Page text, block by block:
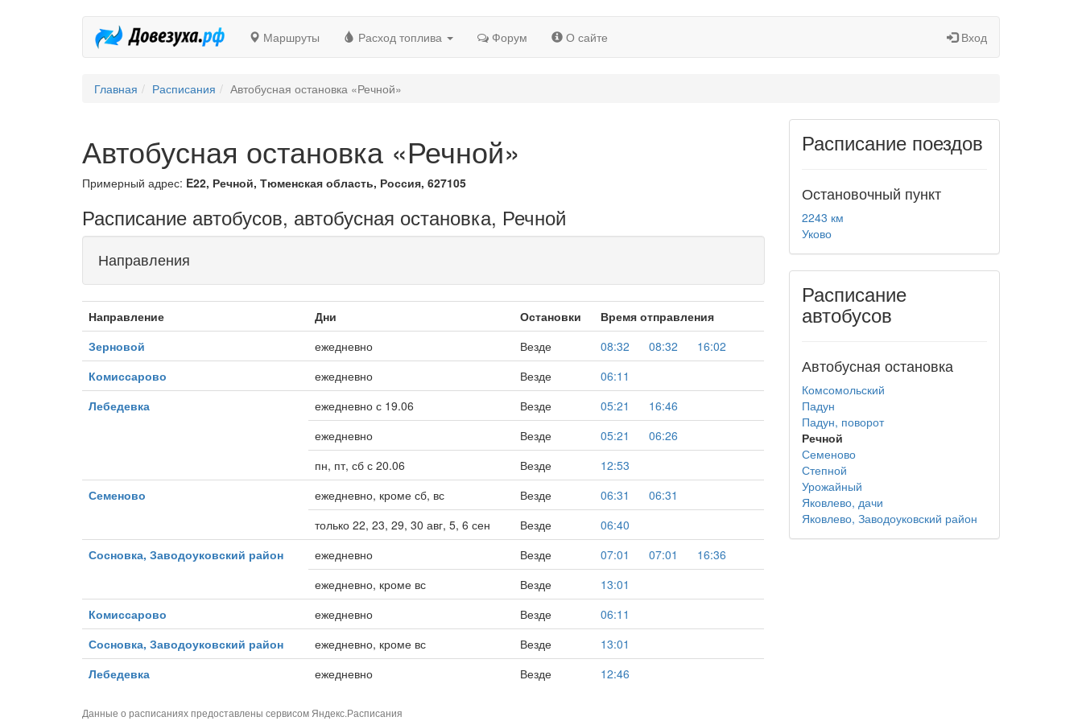
Маршруты Расход топлива Форум О сайте Вход
Главная Расписания Автобусная остановка «Речной»
Автобусная остановка «Речной»
Примерный адрес: E22, Речной, Тюменская область, Россия, 627105
Расписание автобусов, автобусная остановка, Речной
Направления
Направление Дни Остановки
Время отправления
Зерновой
ежедневно Везде 08:32 08:32
16:02
Комиссарово
ежедневно Везде
06:11
Лебедевка
ежедневно с 19.06 Везде 05:21
16:46
ежедневно
Везде 05:21
06:26
пн, пт, сб с 20.06
Везде
12:53
Семеново
ежедневно, кроме сб, вс Везде 06:31
06:31
только 22, 23, 29, 30 авг, 5, 6 сен
Везде
06:40
Сосновка, Заводоуковский район
ежедневно Везде 07:01 07:01
16:36
ежедневно, кроме вс
Везде
13:01
Комиссарово
ежедневно Везде
06:11
Сосновка, Заводоуковский район
ежедневно, кроме вс Везде
13:01
Лебедевка
ежедневно Везде 12:46
Данные о расписаниях предоставлены сервисом Яндекс.Расписания
Расписание поездов
Остановочный пункт
2243 км
Уково
Расписание
автобусов
Автобусная остановка
Комсомольский
Падун
Падун, поворот
Речной
Семеново
Степной
Урожайный
Яковлево, дачи
Яковлево, Заводоуковский район